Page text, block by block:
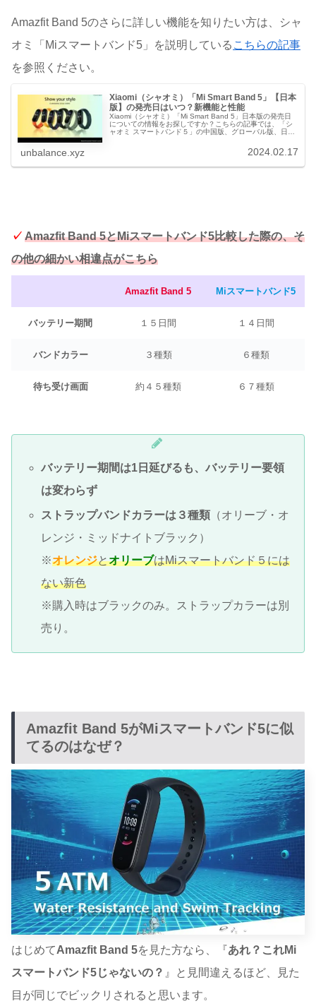
Amazfit Band 5のさらに詳しい機能を知りたい方は、シャ
オミ「Miスマートバンド5」を説明している こちらの記事
を参照ください。
Xiaomi（シャオミ）「Mi Smart Band 5」【日本
版】の発売日はいつ？新機能と性能
Xiaomi（シャオミ）「Mi Smart Band 5」日本版の発売日
についての情報をお探しですか？こちらの記事では、「シ
ャオミ スマートバンド５」の中国版、グローバル版、日本
能について詳しく分かりやすく解説しています。
unbalance.xyz 2024.02.17
✓ Amazfit Band 5とMiスマートバンド5比較した際の、そ
の他の細かい相違点がこちら
Amazfit Band 5 Miスマートバンド5
バッテリー期間 １５日間 １４日間
バンドカラー ３種類 ６種類
待ち受け画面 約４５種類 ６７種類
バッテリー期間は1日延びるも、バッテリー要領
は変わらず
ストラップバンドカラーは３種類 （オリーブ・オ
レンジ・ミッドナイトブラック）
※オレンジとオリーブはMiスマートバンド５には
ない新色
※購入時はブラックのみ。ストラップカラーは別
売り。
Amazfit Band 5がMiスマートバンド5に似
てるのはなぜ？
はじめてAmazfit Band 5を見た方なら、『あれ？これMi
スマートバンド5じゃないの？ 』と見間違えるほど、見た
目が同じでビックリされると思います。